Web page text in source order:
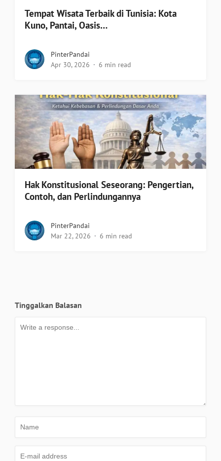
Tempat Wisata Terbaik di Tunisia: Kota
Kuno, Pantai, Oasis…
PinterPandai
Apr 30, 2026
6 min read
Hak Konstitusional Seseorang: Pengertian,
Contoh, dan Perlindungannya
PinterPandai
Mar 22, 2026
6 min read
Tinggalkan Balasan